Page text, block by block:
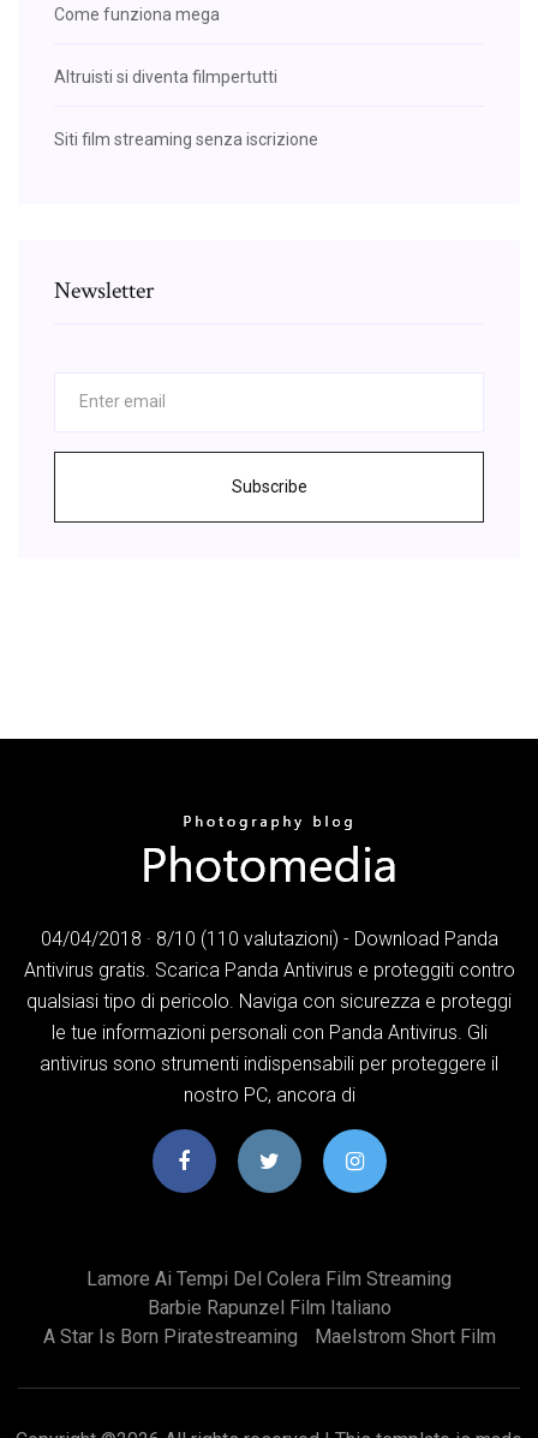
Come funziona mega
Altruisti si diventa filmpertutti
Siti film streaming senza iscrizione
Newsletter
Subscribe
04/04/2018 · 8/10 (110 valutazioni) - Download Panda
Antivirus gratis. Scarica Panda Antivirus e proteggiti contro
qualsiasi tipo di pericolo. Naviga con sicurezza e proteggi
le tue informazioni personali con Panda Antivirus. Gli
antivirus sono strumenti indispensabili per proteggere il
nostro PC, ancora di
Lamore Ai Tempi Del Colera Film Streaming
Barbie Rapunzel Film Italiano
A Star Is Born Piratestreaming
Maelstrom Short Film